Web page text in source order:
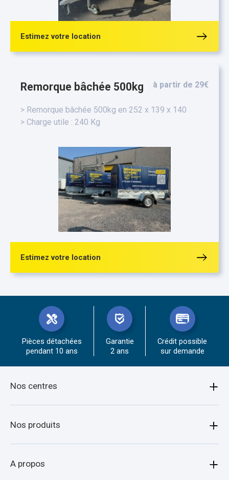
Estimez votre location
Remorque bâchée 500kg à partir de 29€
> Remorque bâchée 500kg en 252 x 139 x 140
> Charge utile : 240 Kg
Estimez votre location
Pièces détachées
pendant 10 ans
Garantie
2 ans
Crédit possible
sur demande
Nos centres
Amiens
Arras
Nos produits
A propos